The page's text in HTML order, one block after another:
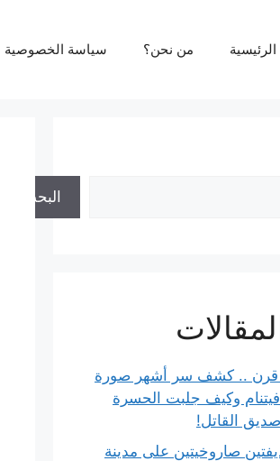
من نحن؟ سياسة الخصوصية
البحث
قرن .. كشف سر أشهر صورة
وكيف جلبت الحسرة
القاتل!
صاروخيتين على مدينة